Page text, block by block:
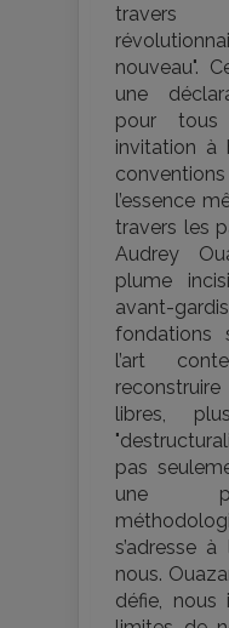
travers
nouveau".
une
pour tous
invitation à
l’essence
travers les
Audrey
plume
avant-
fondations
l’art
libres,
pas
une
s’adresse
nous.
défie, nous